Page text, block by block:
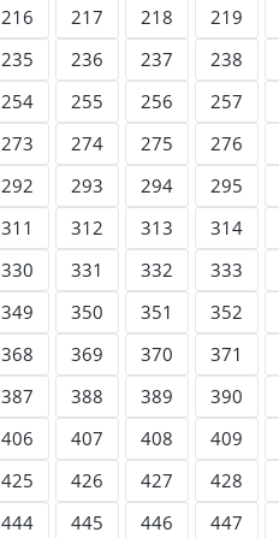
216 217 218 219
235 236 237 238
254 255 256 257
273 274 275 276
292 293 294 295
311 312 313 314
330 331 332 333
349 350 351 352
368 369 370 371
387 388 389 390
406 407 408 409
425 426 427 428
444 445 446 447